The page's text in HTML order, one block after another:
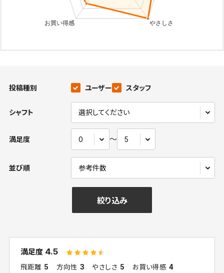
投稿種別 ユーザー スタッフ
シャフト
満足度 〜
並び順
絞り込み
満足度 4.5
飛距離 5 方向性 3 やさしさ 5 お買い得感 4